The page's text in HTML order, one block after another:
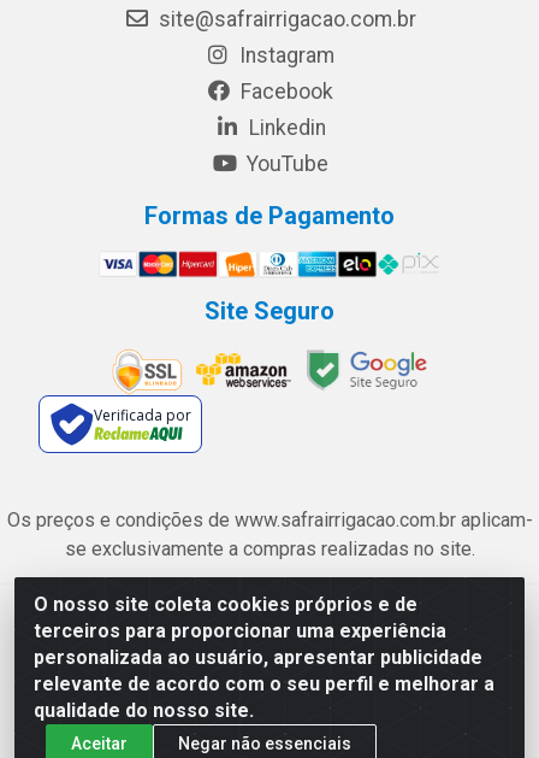
O nosso site coleta cookies próprios e de
terceiros para proporcionar uma experiência
personalizada ao usuário, apresentar publicidade
relevante de acordo com o seu perfil e melhorar a
qualidade do nosso site.
Aceitar Negar não essenciais
site@safrairrigacao.com.br
Instagram
Facebook
Linkedin
YouTube
Formas de Pagamento
Site Seguro
Verificada por
Os preços e condições de www.safrairrigacao.com.br aplicam-
se exclusivamente a compras realizadas no site.
Safra Agrícola e Pecuária LTDA - Avenida Castelo Branco, 5330 -
Esplanada dos Anicuns, Goiânia/GO - CEP 74.433-205 - CNPJ
06.315.490/0001-00